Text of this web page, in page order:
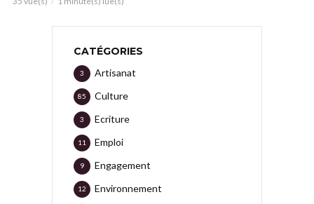
CATÉGORIES
Artisanat
3
Culture
85
Ecriture
3
Emploi
11
Engagement
9
Environnement
12